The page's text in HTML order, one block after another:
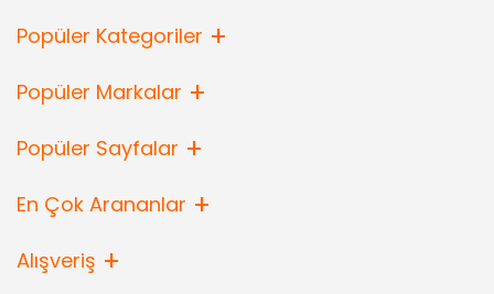
Popüler Kategoriler
Popüler Markalar
Popüler Sayfalar
En Çok Arananlar
Alışveriş